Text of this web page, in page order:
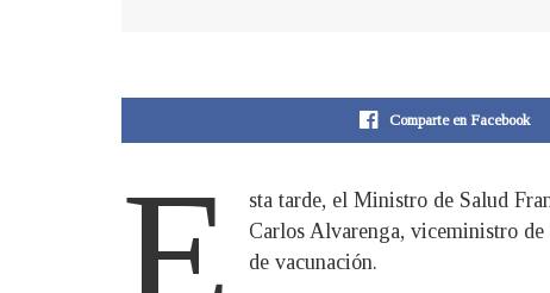
Comparte en Facebook
sta tarde, el Ministro de Salud
Carlos Alvarenga, viceministro
de vacunación.